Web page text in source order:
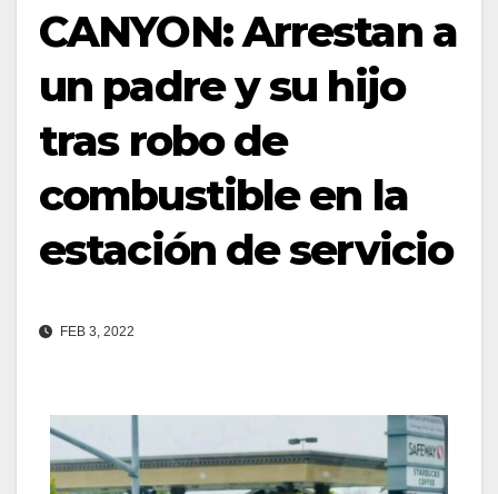
CANYON: Arrestan a
un padre y su hijo
tras robo de
combustible en la
estación de servicio
FEB 3, 2022